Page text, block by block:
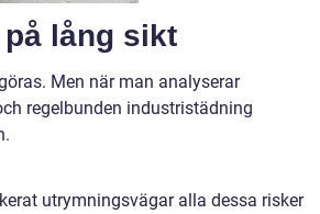
lång sikt
Men när man analyserar
regelbunden industristädning
utrymningsvägar alla dessa risker